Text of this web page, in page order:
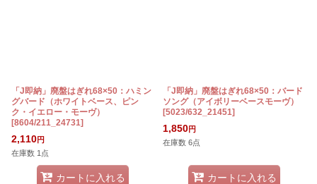
「J即納」廃盤はぎれ68×50：ハミン
グバード（ホワイトベース、ピン
ク・イエロー・モーヴ）
[8604/211_24731]
2,110円
在庫数 1点
カートに入れる
「J即納」廃盤はぎれ68×50：バード
ソング（アイボリーベースモーヴ）
[5023/632_21451]
1,850円
在庫数 6点
カートに入れる